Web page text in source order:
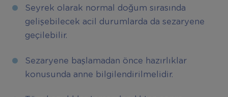
Seyrek olarak normal doğum sırasında
gelişebilecek acil durumlarda da sezaryene
geçilebilir.
Sezaryene başlamadan önce hazırlıklar
konusunda anne bilgilendirilmelidir.